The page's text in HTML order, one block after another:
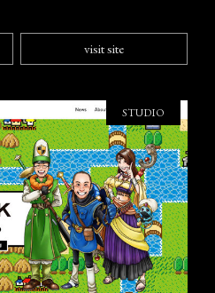
visit site
STUDIO